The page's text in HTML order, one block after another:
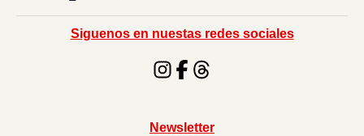
Siguenos en nuestas redes sociales
Newsletter